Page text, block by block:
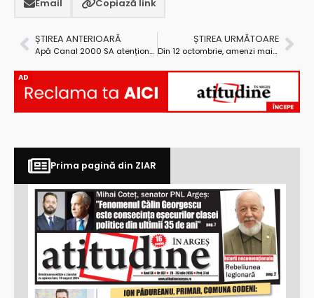
Email Copiază link
ȘTIREA ANTERIOARĂ
Apă Canal 2000 SA atenționează: posibil disconfort olfactiv în cartierul Prundu
ȘTIREA URMĂTOARE
Din 12 octombrie, amenzi mai mari pentru șoferii care folosesc telefonul la volan
AD
Prima pagină din ZIAR